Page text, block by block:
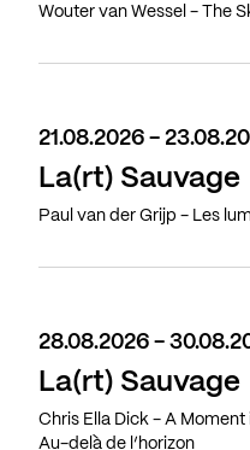
Wouter van Wessel - The
21.08.2026 -
La(rt) Sauvage
Paul van der Grijp - Les
28.08.2026 -
La(rt) Sauvage
Chris Ella Dick - A
Au-delà de l’horizon